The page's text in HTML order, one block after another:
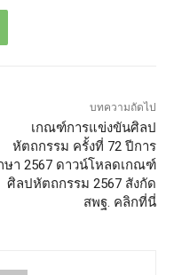
บทความถัดไป
เกณฑ์การแข่งขันศิลป
หัตถกรรม ครั้งที่ 72 ปีการ
ษา 2567 ดาวน์โหลดเกณฑ์
ศิลปหัตถกรรม 2567 สังกัด
สพฐ. คลิกที่นี่